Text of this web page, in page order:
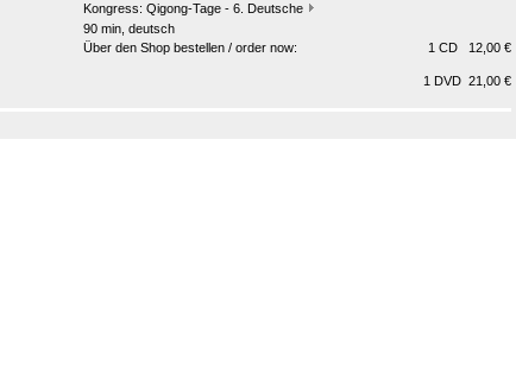
Kongress: Qigong-Tage - 6. Deutsche
90 min, deutsch
Über den Shop bestellen / order now:
1 CD 12,00 €
1 DVD 21,00 €